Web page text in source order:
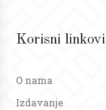
Korisni linkovi
O nama
Izdavanje